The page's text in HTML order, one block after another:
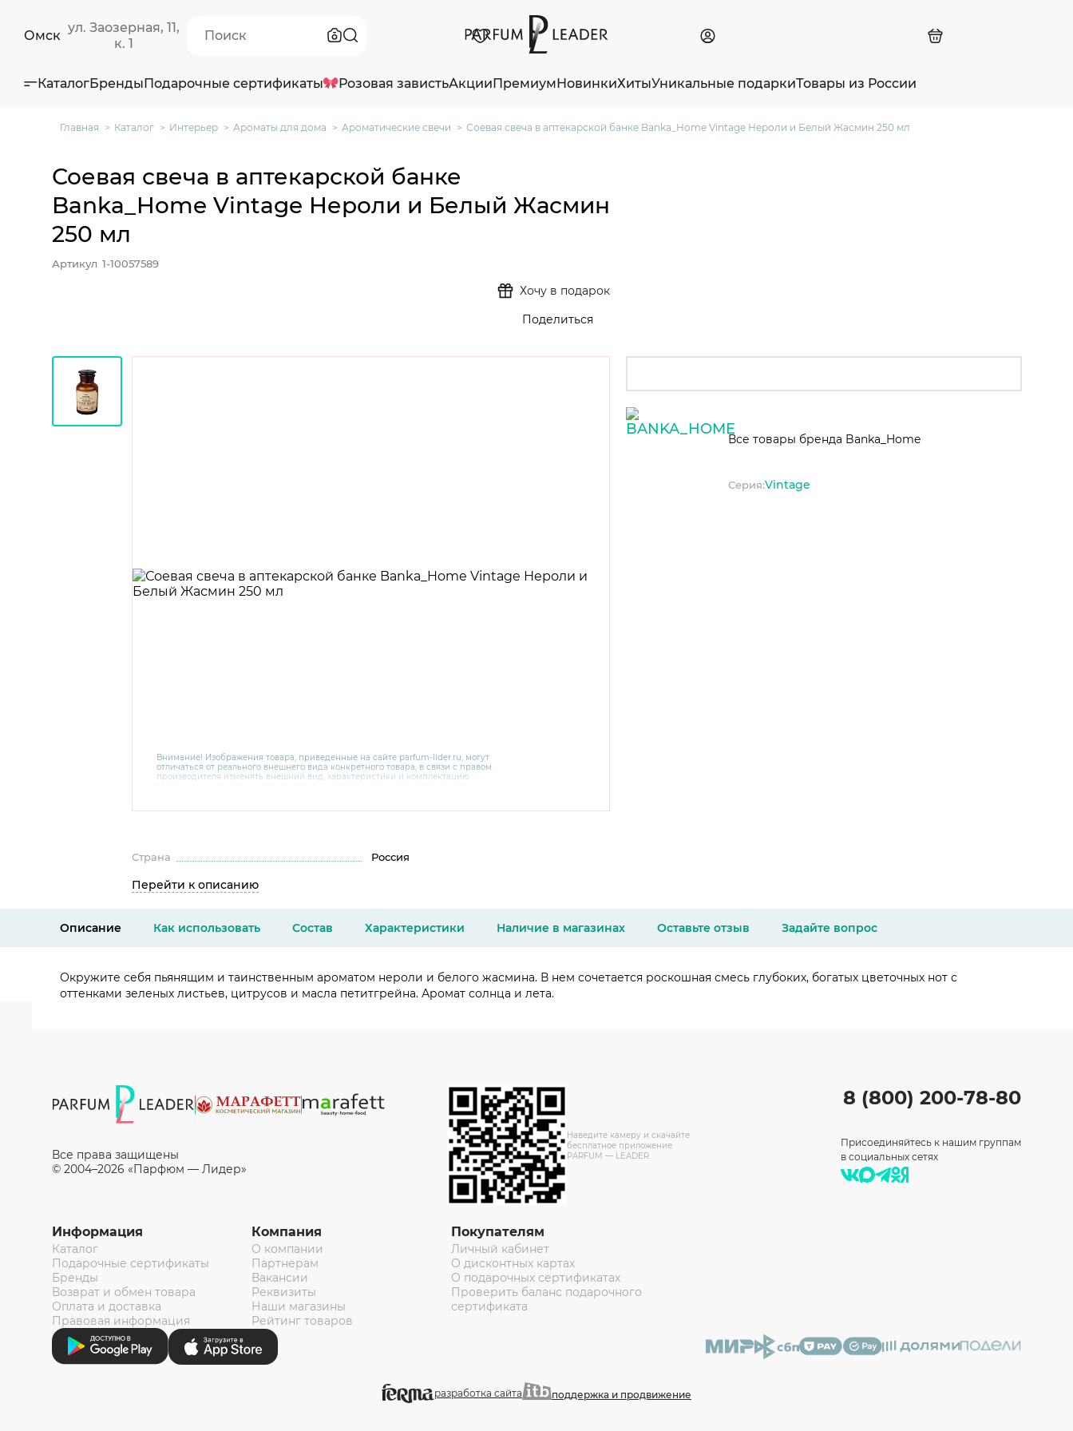
Омск
ул. Заозерная, 11,
к. 1
КаталогБрендыПодарочные сертификаты Розовая завистьАкцииПремиумНовинкиХитыУникальные подаркиТовары из России
Главная Каталог Интерьер Ароматы для дома Ароматические свечи Соевая свеча в аптекарской банке Banka_Home Vintage Нероли и Белый Жасмин 250 мл
Внимание! Изображения товара, приведенные на сайте parfum-lider.ru, могут
отличаться от реального внешнего вида конкретного товара, в связи с правом
производителя изменять внешний вид, характеристики и комплектацию
консультантов по номеру 8 800 200 78 80.
Соевая свеча в аптекарской банке
Banka_Home Vintage Нероли и Белый Жасмин
250 мл
Артикул 1-10057589
Хочу в подарок
Поделиться
Страна Россия
Перейти к описанию
Все товары бренда Banka_Home
Серия:Vintage
Описание Как использовать Состав Характеристики Наличие в магазинах Оставьте отзыв Задайте вопрос
Окружите себя пьянящим и таинственным ароматом нероли и белого жасмина. В нем сочетается роскошная смесь глубоких, богатых цветочных нот с
оттенками зеленых листьев, цитрусов и масла петитгрейна. Аромат солнца и лета.
Все права защищены
© 2004–2026 «Парфюм — Лидер»
Наведите камеру и скачайте
бесплатное приложение
PARFUM — LEADER
Информация
Каталог
Подарочные сертификаты
Бренды
Возврат и обмен товара
Оплата и доставка
Правовая информация
Компания
О компании
Партнерам
Вакансии
Реквизиты
Наши магазины
Рейтинг товаров
Покупателям
Личный кабинет
О дисконтных картах
О подарочных сертификатах
Проверить баланс подарочного
сертификата
8 (800) 200-78-80
Присоединяйтесь к нашим группам
в социальных сетях
разработка сайта поддержка и продвижение